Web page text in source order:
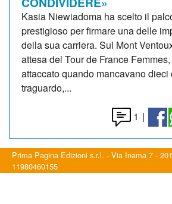
Kasia Niewiadoma ha scelto il
prestigioso per firmare una delle
della sua carriera. Sul Mont
attesa del Tour de France
attaccato quando mancavano dieci
traguardo,...
1 |
Prima Pagina Edizioni s.r.l. - Via Inama 7 -
11980460155